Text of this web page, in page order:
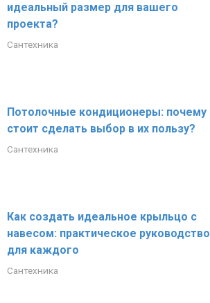
идеальный размер для вашего
проекта?
Сантехника
Потолочные кондиционеры: почему
стоит сделать выбор в их пользу?
Сантехника
Как создать идеальное крыльцо с
навесом: практическое руководство
для каждого
Сантехника